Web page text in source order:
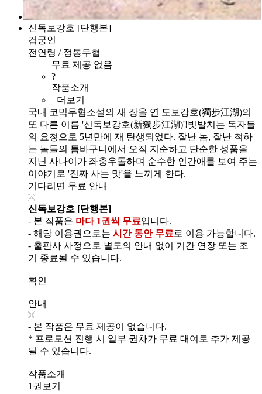
신독보강호 [단행본]
검궁인
전연령 / 정통무협
무료 제공 없음
?
작품소개
+더보기
국내 코믹무협소설의 새 장을 연 도보강호(獨步江湖)의
또 다른 이름 '신독보강호(新獨步江湖)'!빗발치는 독자들
의 요청으로 5년만에 재 탄생되었다. 잘난 놈, 잘난 척하
는 놈들의 틈바구니에서 오직 지순하고 단순한 성품을
지닌 사나이가 좌충우돌하며 순수한 인간애를 보여 주는
이야기로 '진짜 사는 맛'을 느끼게 한다.
기다리면 무료 안내
신독보강호 [단행본]
- 본 작품은 마다 1권씩 무료입니다.
- 해당 이용권으로는 시간 동안 무료 로 이용 가능합니다.
- 출판사 사정으로 별도의 안내 없이 기간 연장 또는 조
기 종료될 수 있습니다.
확인
안내
- 본 작품은 무료 제공이 없습니다.
* 프로모션 진행 시 일부 권차가 무료 대여로 추가 제공
될 수 있습니다.
작품소개
1권보기